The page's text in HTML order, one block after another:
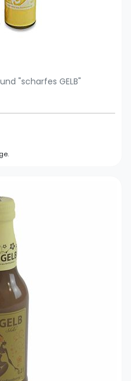
"scharfes GELB"